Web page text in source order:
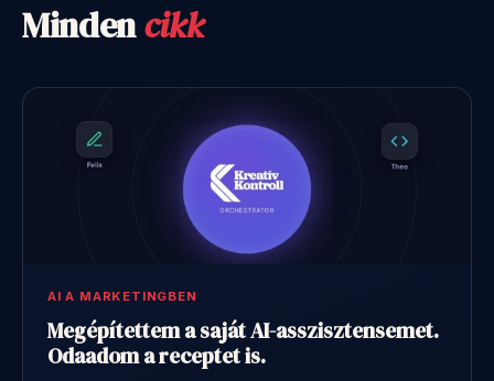
Mindencikk
AI A MARKETINGBEN
Megépítettem a saját AI-asszisztensemet.
Odaadom a receptet is.